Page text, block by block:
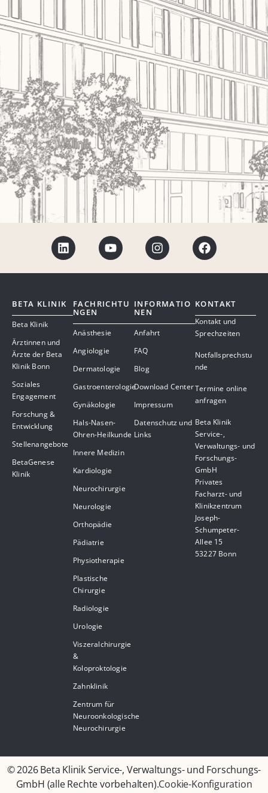
BETA KLINIK
Beta Klinik
Ärztinnen und
Ärzte der Beta
Klinik Bonn
Soziales
Engagement
Forschung &
Entwicklung
Stellenangebote
BetaGenese
Klinik
FACHRICHTU
NGEN
Anästhesie
Angiologie
Dermatologie
Gastroenterologie
Gynäkologie
Hals-Nasen-
Ohren-Heilkunde
Innere Medizin
Kardiologie
Neurochirurgie
Neurologie
Orthopädie
Pädiatrie
Physiotherapie
Plastische
Chirurgie
Radiologie
Urologie
Viszeralchirurgie
&
Koloproktologie
Zahnklinik
Zentrum für
Neuroonkologische
Neurochirurgie
INFORMATIO
NEN
Anfahrt
FAQ
Blog
Download Center
Impressum
Datenschutz und
Links
KONTAKT
Kontakt und
Sprechzeiten
Notfallsprechstu
nde
Termine online
anfragen
Beta Klinik
Service-,
Verwaltungs- und
Forschungs-
GmbH
Privates
Facharzt- und
Klinikzentrum
Joseph-
Schumpeter-
Allee 15
53227 Bonn
© 2026 Beta Klinik Service-, Verwaltungs- und Forschungs-
GmbH (alle Rechte vorbehalten).Cookie-Konfiguration